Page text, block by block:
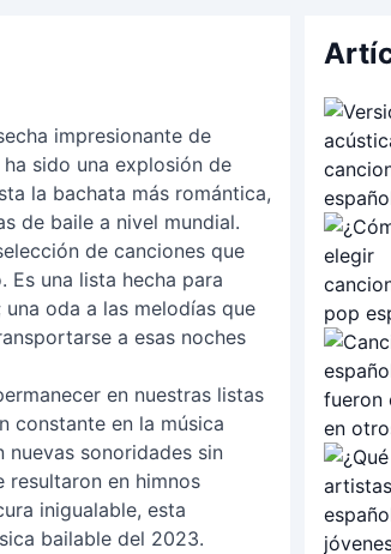
impresionante de
sido una explosión de
la bachata más romántica,
de baile a nivel mundial.
de canciones que
Es una lista hecha para
oda a las melodías que
a esas noches
en nuestras listas
constante en la música
sonoridades sin
resultaron en himnos
inigualable, esta
bailable del 2023.